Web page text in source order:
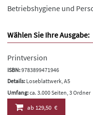
Betriebshygiene und
Wählen Sie Ihre Ausgabe:
Printversion
ISBN:9783899471946
Details: Loseblattwerk, A5
Umfang:ca. 3.000 Seiten, 3 Ordner
ab129,50 €